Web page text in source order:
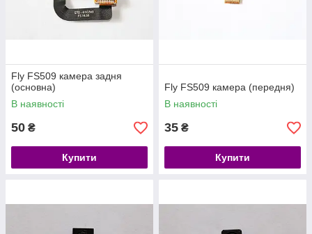
Fly FS509 камера задня
(основна)
В наявності
50 ₴
Купити
Fly FS509 камера (передня)
В наявності
35 ₴
Купити